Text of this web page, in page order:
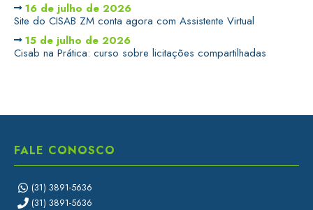
16 de julho de 2026
Site do CISAB ZM conta agora com Assistente Virtual
15 de julho de 2026
Cisab na Prática: curso sobre licitações compartilhadas
FALE CONOSCO
(31) 3891-5636
(31) 3891-5636